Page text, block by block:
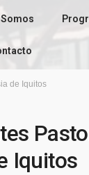
de Iquitos
Iquitos